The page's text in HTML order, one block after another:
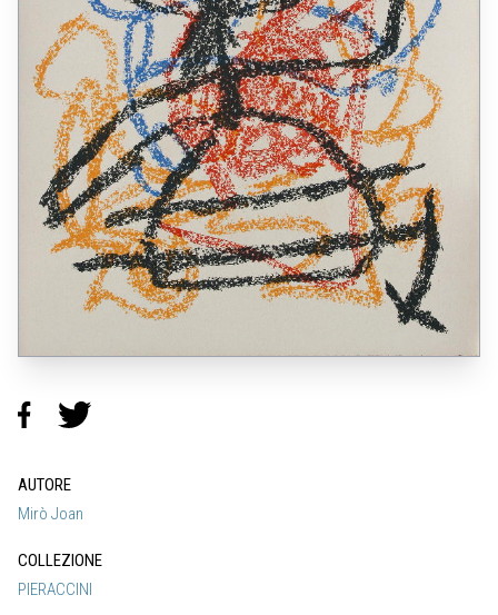
AUTORE
Mirò Joan
COLLEZIONE
PIERACCINI